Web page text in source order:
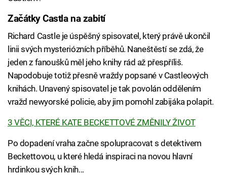
Začátky Castla na zabití
Richard Castle je úspěšný spisovatel, který právě ukončil
linii svých mysteriózních příběhů. Naneštěstí se zdá, že
jeden z fanoušků měl jeho knihy rád až přespříliš.
Napodobuje totiž přesně vraždy popsané v Castleových
knihách. Unavený spisovatel je tak povolán oddělením
vražd newyorské policie, aby jim pomohl zabijáka polapit.
3 VĚCI, KTERÉ KATE BECKETTOVÉ ZMĚNILY ŽIVOT
Po dopadení vraha začne spolupracovat s detektivem
Beckettovou, u které hledá inspiraci na novou hlavní
hrdinkou svých knih...